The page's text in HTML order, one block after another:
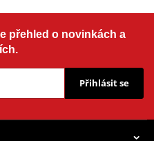
přehled o novinkách a
Přihlásit se